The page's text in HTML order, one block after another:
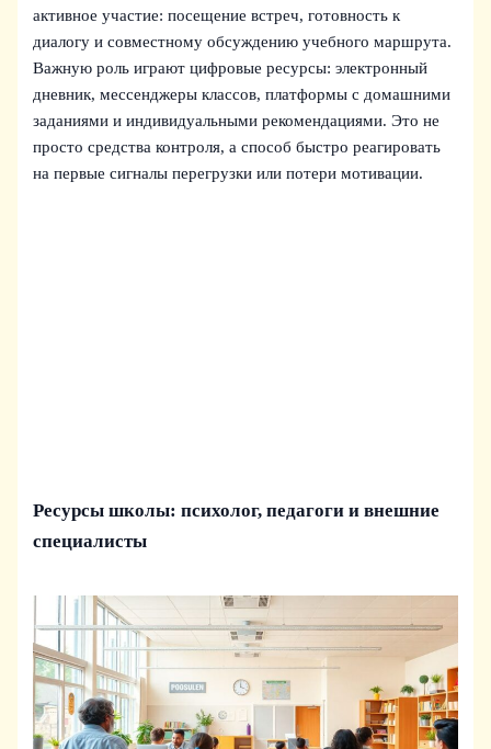
активное участие: посещение встреч, готовность к
диалогу и совместному обсуждению учебного маршрута.
Важную роль играют цифровые ресурсы: электронный
дневник, мессенджеры классов, платформы с домашними
заданиями и индивидуальными рекомендациями. Это не
просто средства контроля, а способ быстро реагировать
на первые сигналы перегрузки или потери мотивации.
Ресурсы школы: психолог, педагоги и внешние
специалисты